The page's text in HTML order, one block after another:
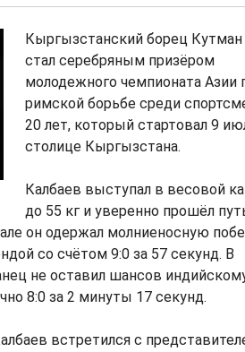
Кыргызстанский борец Кутман
стал серебряным призёром
молодежного чемпионата Азии
римской борьбе среди
20 лет, который стартовал 9
столице Кыргызстана.
Калбаев выступал в весовой
до 55 кг и уверенно прошёл
он одержал молниеносную
со счётом 9:0 за 57 секунд. В
не оставил шансов
8:0 за 2 минуты 17 секунд.
встретился с